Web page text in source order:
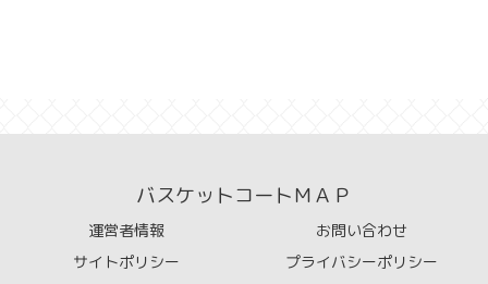
バスケットコートＭＡＰ
運営者情報
お問い合わせ
サイトポリシー
プライバシーポリシー